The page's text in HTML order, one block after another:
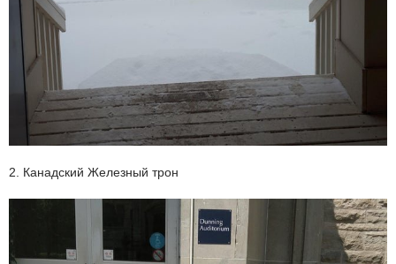
2. Канадский Железный трон